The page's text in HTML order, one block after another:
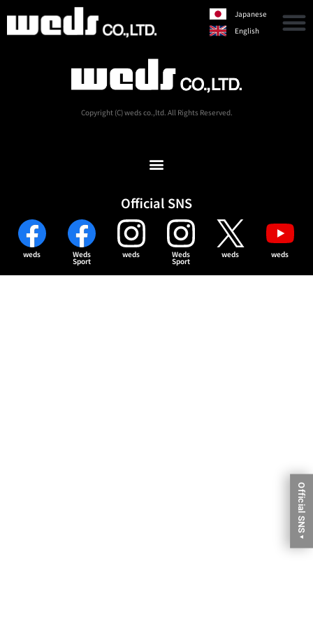
Official SNS
▼
Japanese
English
Copyright (C) weds co.,ltd. All Rights Reserved.
Official SNS
weds Weds
Sport
weds Weds
Sport
weds weds